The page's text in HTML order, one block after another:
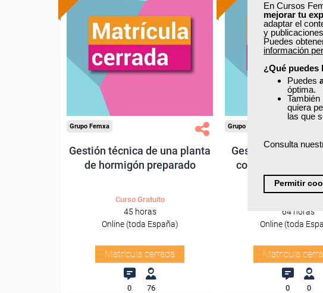
En Cursos
mejorar tu
adaptar el
y
Puedes
información
¿Qué puedes
Puedes
óptima.
También
quiera
las que
Consulta
Permitir
Grupo Femxa
Gestión técnica de una planta
de hormigón preparado
Curso Gratuito
45 horas
Online (toda España)
Matrícula cerrada
0 76
Grupo Femxa
Gestión de la
comunicación
64 horas
Online (toda
Matrícula
0 0